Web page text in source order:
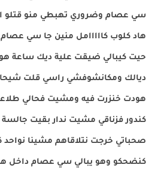
سي عصام وضروري تهبطي منو قتلو
هاد كلوب كااااامل منين جا سي عصام
حيت كيبالي ضيقت علية ديك ساعة
ديالك ومكانشوفشي راسي قلت
هودت خنزرت فيه ومشيت فحالي
كندور فزناقي مشيت ندار بقيت
صحباتي خرجت نتلاقاهم مشينا نواحد
كنضحكو وهو يبالي سي عصام داخل